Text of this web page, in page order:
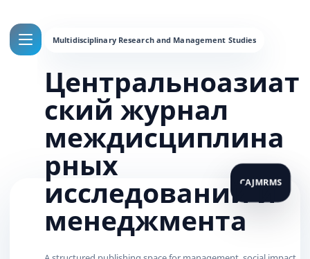
Центральноазиат
ский журнал
междисциплина
рных
исследований и
менеджмента